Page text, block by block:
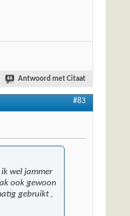
Antwoord met Citaat
#83
wel jammer
ook gewoon
gebruikt ,